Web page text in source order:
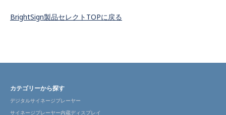
BrightSign製品セレクトTOPに戻る
カテゴリーから探す
デジタルサイネージプレーヤー
サイネージプレーヤー内蔵ディスプレイ